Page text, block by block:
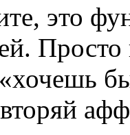
это
Просто